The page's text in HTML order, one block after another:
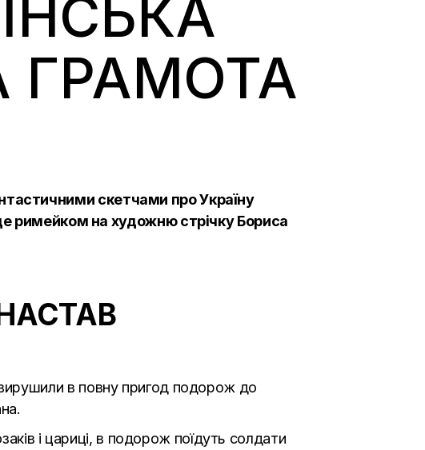
ГРАМОТА
скетчами про Україну
римейком на художню стрічку Бориса
вирушили в повну пригод подорож до
і цариці, в подорож поїдуть солдати